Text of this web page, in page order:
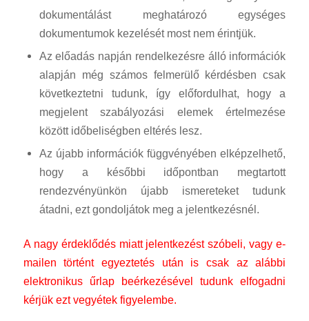
dokumentálást meghatározó egységes
dokumentumok kezelését most nem érintjük.
Az előadás napján rendelkezésre álló információk
alapján még számos felmerülő kérdésben csak
következtetni tudunk, így előfordulhat, hogy a
megjelent szabályozási elemek értelmezése
között időbeliségben eltérés lesz.
Az újabb információk függvényében elképzelhető,
hogy a későbbi időpontban megtartott
rendezvényünkön újabb ismereteket tudunk
átadni, ezt gondoljátok meg a jelentkezésnél.
A nagy érdeklődés miatt jelentkezést szóbeli, vagy e-
mailen történt egyeztetés után is csak az alábbi
elektronikus űrlap beérkezésével tudunk elfogadni
kérjük ezt vegyétek figyelembe.